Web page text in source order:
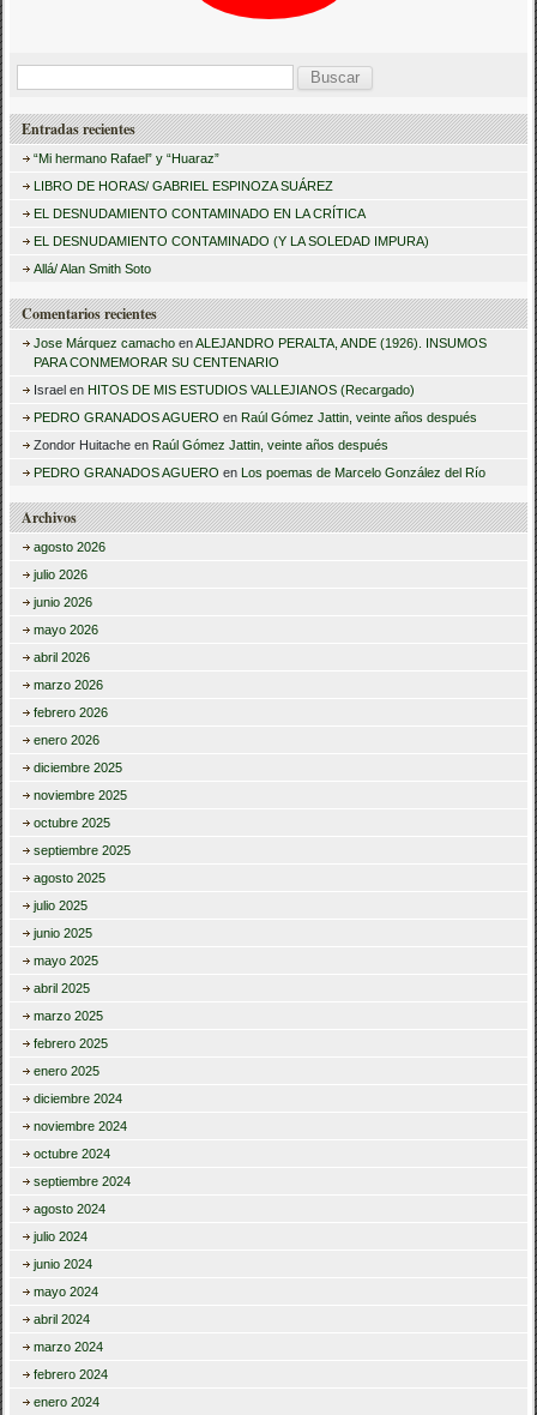
s
r
Entradas recientes
“Mi hermano Rafael” y “Huaraz”
LIBRO DE HORAS/ GABRIEL ESPINOZA SUÁREZ
EL DESNUDAMIENTO CONTAMINADO EN LA CRÍTICA
EL DESNUDAMIENTO CONTAMINADO (Y LA SOLEDAD IMPURA)
Allá/ Alan Smith Soto
Comentarios recientes
Jose Márquez camacho enALEJANDRO PERALTA, ANDE (1926). INSUMOS
PARA CONMEMORAR SU CENTENARIO
Israel en HITOS DE MIS ESTUDIOS VALLEJIANOS (Recargado)
PEDRO GRANADOS AGUERO en Raúl Gómez Jattin, veinte años después
Zondor Huitache en Raúl Gómez Jattin, veinte años después
PEDRO GRANADOS AGUERO en Los poemas de Marcelo González del Río
Archivos
agosto 2026
julio 2026
junio 2026
mayo 2026
abril 2026
marzo 2026
febrero 2026
enero 2026
diciembre 2025
noviembre 2025
octubre 2025
septiembre 2025
agosto 2025
julio 2025
junio 2025
mayo 2025
abril 2025
marzo 2025
febrero 2025
enero 2025
diciembre 2024
noviembre 2024
octubre 2024
septiembre 2024
agosto 2024
julio 2024
junio 2024
mayo 2024
abril 2024
marzo 2024
febrero 2024
enero 2024